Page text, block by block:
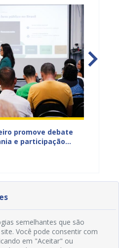
promove debate
e participação
e rurais
semelhantes que são
Você pode consentir com
em "Aceitar" ou